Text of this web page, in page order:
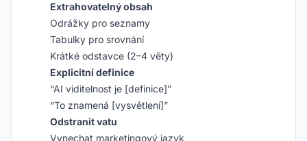
Extrahovatelný obsah
Odrážky pro seznamy
Tabulky pro srovnání
Krátké odstavce (2–4 věty)
Explicitní definice
“AI viditelnost je [definice]”
“To znamená [vysvětlení]”
Odstranit vatu
Vynechat marketingový jazyk